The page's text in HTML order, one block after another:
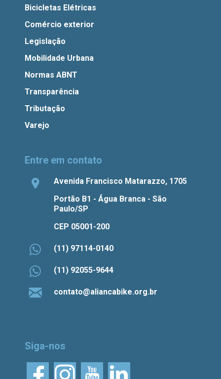
Bicicletas Elétricas
Comércio exterior
Legislação
Mobilidade Urbana
Normas ABNT
Transparência
Tributação
Varejo
Entre em contato
Avenida Francisco Matarazzo, 1705
Portão B1 - Água Branca - São
Paulo/SP
CEP 05001-200
(11) 97114-0140
(11) 92055-9644
contato@aliancabike.org.br
Siga-nos